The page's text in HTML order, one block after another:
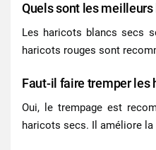
Quels sont les meilleurs
Les haricots blancs secs
haricots rouges sont
Faut-il faire tremper les
Oui, le trempage est
haricots secs. Il améliore